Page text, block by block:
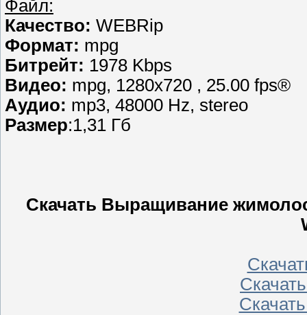
Файл:
Качество: WEBRip
Формат: mpg
Битрейт: 1978 Kbps
Видео: mpg, 1280х720 , 25.00 fps®
Аудио: mp3, 48000 Hz, stereo
Размер:1,31 Гб
Скачать Выращивание